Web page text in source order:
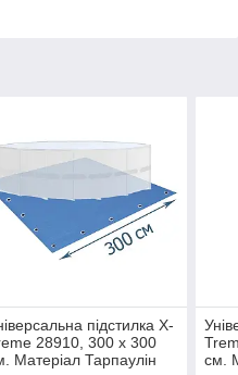
підстилка X-
28910, 300 х 300
Матеріал Тарпаулін
см.